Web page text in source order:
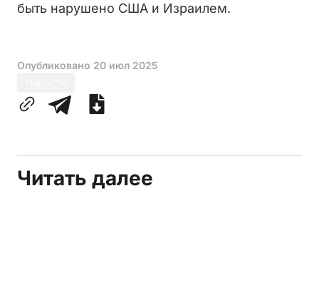
быть нарушено США и Израилем.
Опубликовано 20 июл 2025
Читать далее